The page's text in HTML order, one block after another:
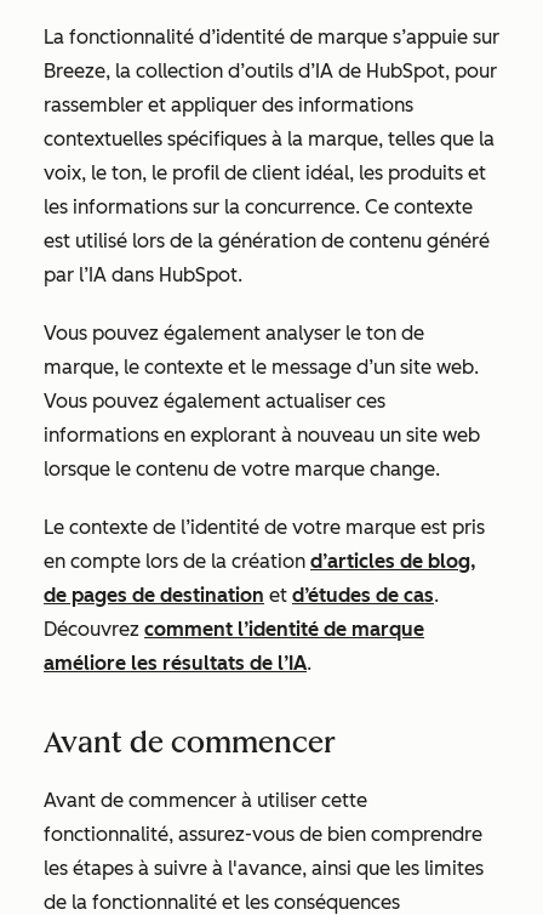
La fonctionnalité d’identité de marque s’appuie sur
Breeze, la collection d’outils d’IA de HubSpot, pour
rassembler et appliquer des informations
contextuelles spécifiques à la marque, telles que la
voix, le ton, le profil de client idéal, les produits et
les informations sur la concurrence. Ce contexte
est utilisé lors de la génération de contenu généré
par l’IA dans HubSpot.
Vous pouvez également analyser le ton de
marque, le contexte et le message d’un site web.
Vous pouvez également actualiser ces
informations en explorant à nouveau un site web
lorsque le contenu de votre marque change.
Le contexte de l’identité de votre marque est pris
en compte lors de la création d’articles de blog,
de pages de destination et d’études de cas.
Découvrez comment l’identité de marque
améliore les résultats de l’IA.
Avant de commencer
Avant de commencer à utiliser cette
fonctionnalité, assurez-vous de bien comprendre
les étapes à suivre à l'avance, ainsi que les limites
de la fonctionnalité et les conséquences